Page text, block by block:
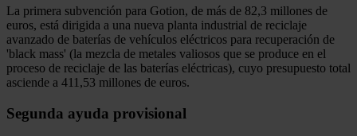
La primera subvención para Gotion, de más de 82,3 millones de
euros, está dirigida a una nueva planta industrial de reciclaje
avanzado de baterías de vehículos eléctricos para recuperación de
'black mass' (la mezcla de metales valiosos que se produce en el
proceso de reciclaje de las baterías eléctricas), cuyo presupuesto total
asciende a 411,53 millones de euros.
Segunda ayuda provisional